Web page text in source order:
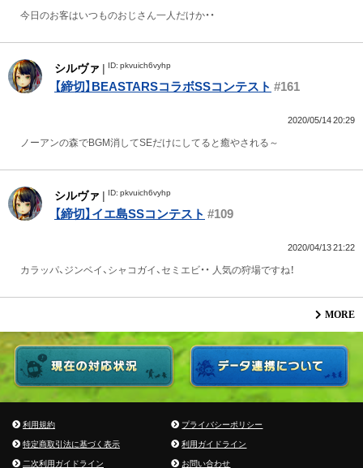
今日のお客はいつものおじさん一人だけか・・
シルヴァ | ID: pkvuich6vyhp
【締切】BEASTARSコラボSSコンテスト #161
2020/05/14 20:29
ノーアンの森でBGM消してSEだけにしてると癒やされる～
シルヴァ | ID: pkvuich6vyhp
【締切】イエ島SSコンテスト #109
2020/04/13 21:22
カラッパ、ジンベイ、シャコガイ、セミエビ・・ 人気の狩場ですね！
MORE
利用規約
プライバシーポリシー
特定商取引法に基づく表示
利用ガイドライン
二次利用ガイドライン
お問い合わせ